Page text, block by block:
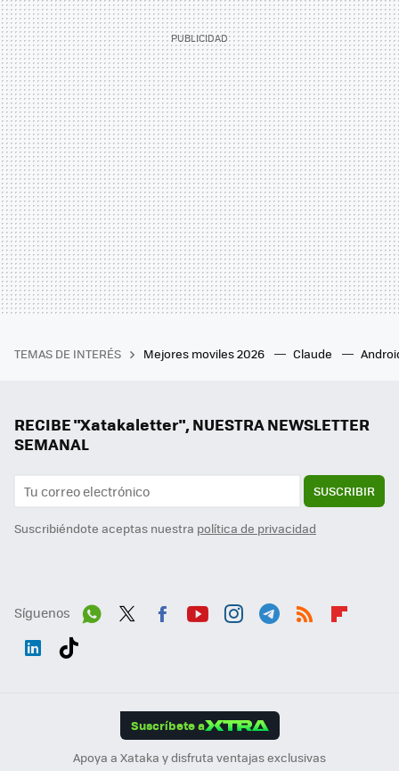
TEMAS DE INTERÉS Mejores moviles 2026 Claude
RECIBE "Xatakaletter", NUESTRA NEWSLETTER
SEMANAL
SUSCRIBIR
Suscribiéndote aceptas nuestra política de privacidad
Síguenos
Suscríbete a
Apoya a Xataka y disfruta ventajas exclusivas